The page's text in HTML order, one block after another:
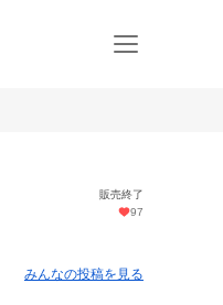
販売終了
97
みんなの投稿を見る